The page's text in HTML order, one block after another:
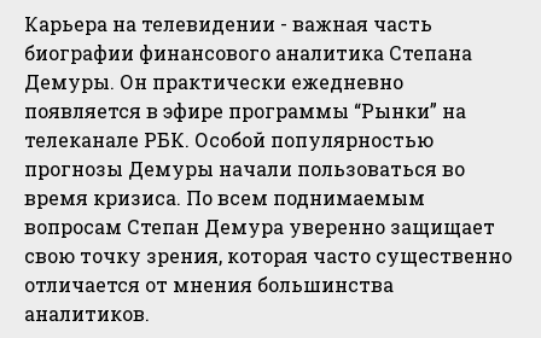
Карьера на телевидении - важная часть
биографии финансового аналитика Степана
Демуры. Он практически ежедневно
появляется в эфире программы “Рынки” на
телеканале РБК. Особой популярностью
прогнозы Демуры начали пользоваться во
время кризиса. По всем поднимаемым
вопросам Степан Демура уверенно защищает
свою точку зрения, которая часто существенно
отличается от мнения большинства
аналитиков.